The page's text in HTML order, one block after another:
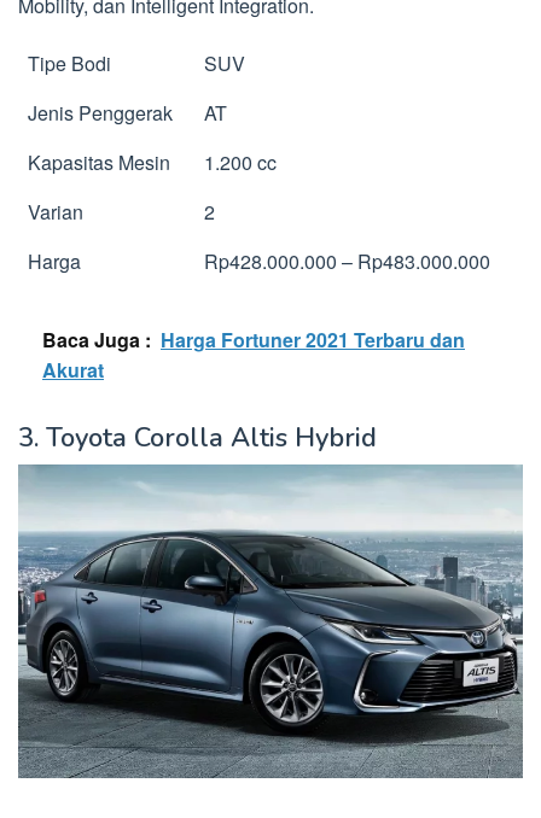
Tipe Bodi
SUV
Jenis Penggerak
AT
Kapasitas Mesin
1.200 cc
Varian
2
Harga
Rp428.000.000 – Rp483.000.000
Baca Juga : Harga Fortuner 2021 Terbaru dan
Akurat
3. Toyota Corolla Altis Hybrid